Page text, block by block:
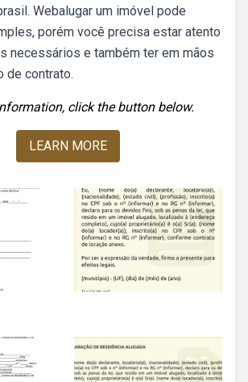
Webalugar um imóvel pode
porém você precisa estar atento
necessários e também ter em mãos
de contrato.
click the button below.
LEARN MORE